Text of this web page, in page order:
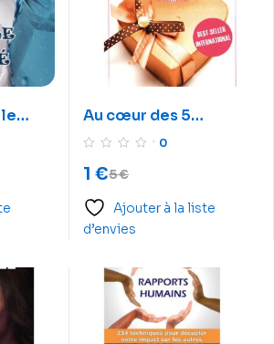
Au cœur des 5
langages de l’amour –
qui durent
0
5€
1 €
Ajouter à la liste
d’envies